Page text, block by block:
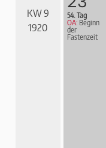
KW 9
1920
54. Tag
OA: Beginn
der
Fastenzeit